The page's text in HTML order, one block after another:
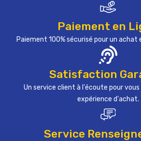
Paiement en
Paiement 100% sécurisé pour un
Satisfaction
Un service client à l'écoute pour
expérience d'achat.
Service